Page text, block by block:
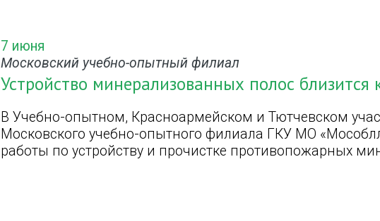
7 июня
Московский учебно-опытный филиал
Устройство минерализованных полос близится
В Учебно-опытном, Красноармейском и Тютчевском
Московского учебно-опытного филиала ГКУ МО
работы по устройству и прочистке противопожарных